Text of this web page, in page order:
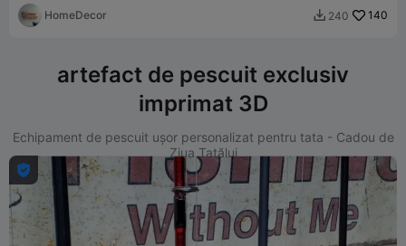
HomeDecor  240 140
artefact de pescuit exclusiv
imprimat 3D
Echipament de pescuit ușor personalizat pentru tata - Cadou de
Ziua Tatălui
